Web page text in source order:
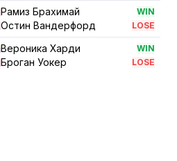
Рамиз Брахимай WIN
Остин Вандерфорд LOSE
Вероника Харди WIN
Броган Уокер LOSE